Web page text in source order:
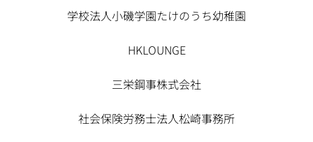
学校法人小磯学園たけのうち幼稚園
HKLOUNGE
三栄鋼事株式会社
社会保険労務士法人松崎事務所